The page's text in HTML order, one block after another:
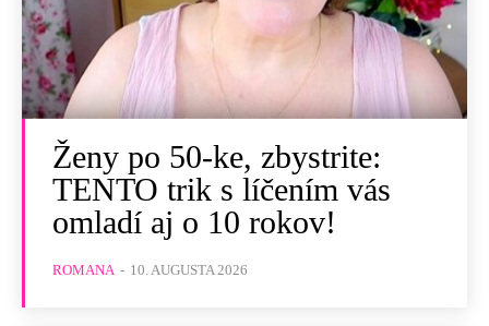
Ženy po 50-ke, zbystrite:
TENTO trik s líčením vás
omladí aj o 10 rokov!
ROMANA - 10. AUGUSTA 2026